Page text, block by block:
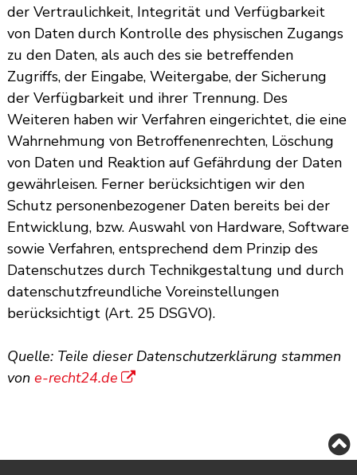
der Vertraulichkeit, Integrität und Verfügbarkeit
von Daten durch Kontrolle des physischen Zugangs
zu den Daten, als auch des sie betreffenden
Zugriffs, der Eingabe, Weitergabe, der Sicherung
der Verfügbarkeit und ihrer Trennung. Des
Weiteren haben wir Verfahren eingerichtet, die eine
Wahrnehmung von Betroffenenrechten, Löschung
von Daten und Reaktion auf Gefährdung der Daten
gewährleisen. Ferner berücksichtigen wir den
Schutz personenbezogener Daten bereits bei der
Entwicklung, bzw. Auswahl von Hardware, Software
sowie Verfahren, entsprechend dem Prinzip des
Datenschutzes durch Technikgestaltung und durch
datenschutzfreundliche Voreinstellungen
berücksichtigt (Art. 25 DSGVO).
Quelle: Teile dieser Datenschutzerklärung stammen
von e-recht24.de